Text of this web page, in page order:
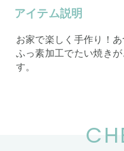
アイテム説明
お家で楽しく手作り！
ふっ素加工でたい焼き
す。